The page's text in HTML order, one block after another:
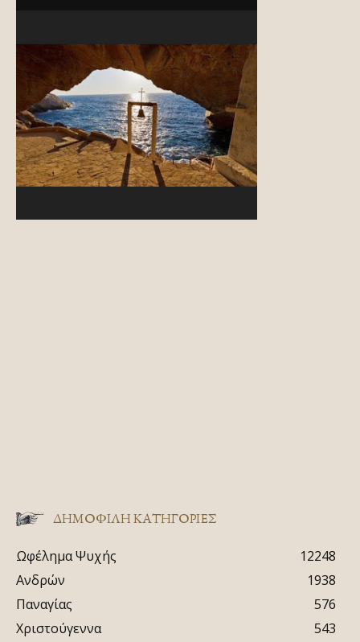
ΔΗΜΟΦΙΛΗ ΚΑΤΗΓΟΡΙΕΣ
Ωφέλημα Ψυχής
12248
Ανδρών
1938
Παναγίας
576
Χριστούγεννα
543